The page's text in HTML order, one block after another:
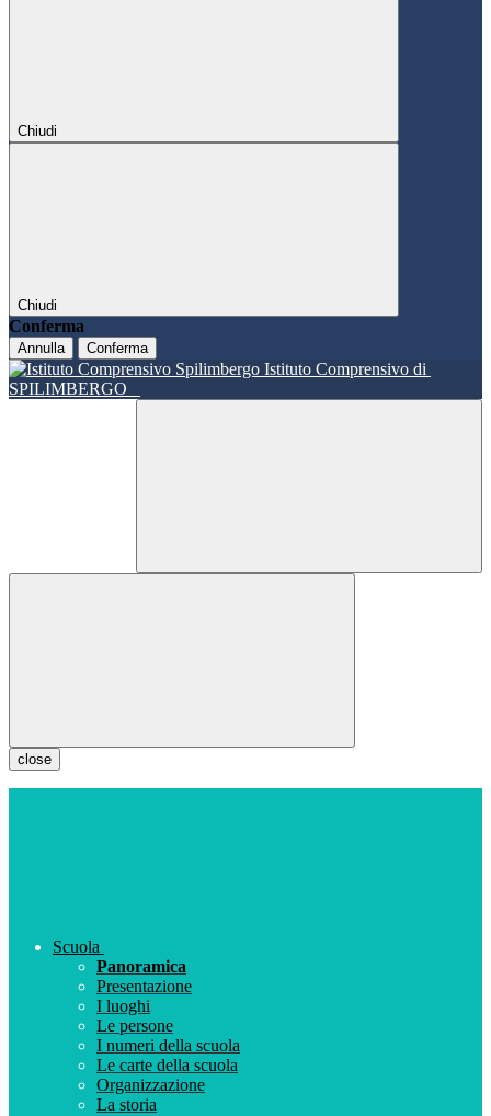
Chiudi
Chiudi
Conferma
Annulla Conferma
Istituto Comprensivo di
SPILIMBERGO
close
Scuola
Panoramica
Presentazione
I luoghi
Le persone
I numeri della scuola
Le carte della scuola
Organizzazione
La storia